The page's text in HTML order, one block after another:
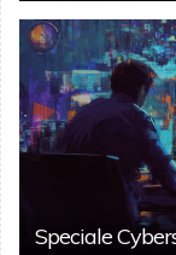
Speciale